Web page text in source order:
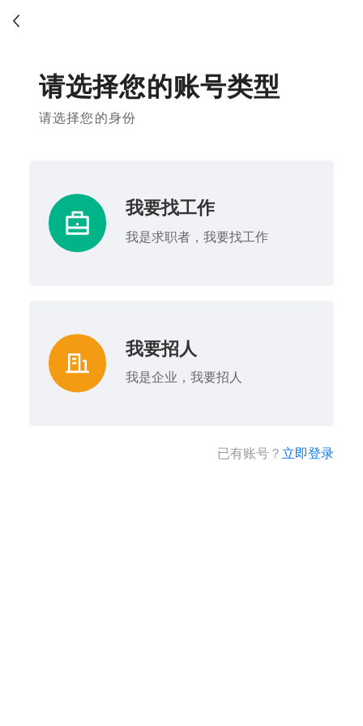
请选择您的账号类型
请选择您的身份
我要找工作
我是求职者，我要找工作
我要招人
我是企业，我要招人
已有账号？ 立即登录